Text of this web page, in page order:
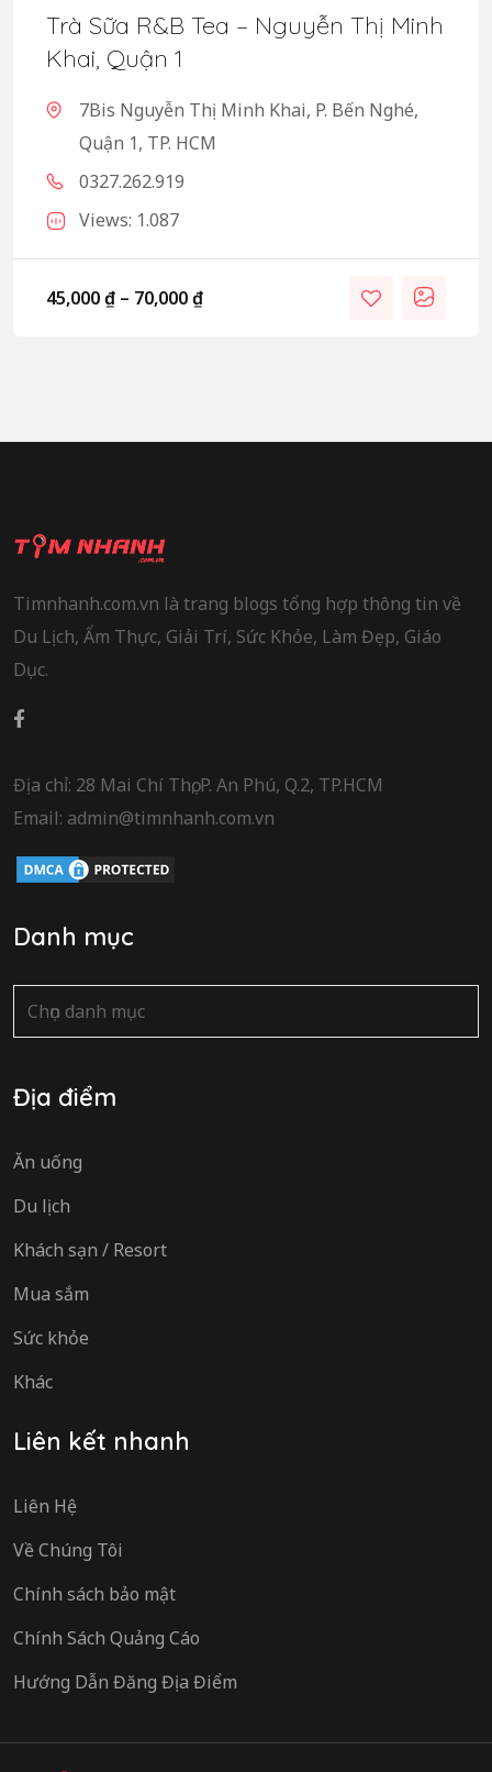
Trà Sữa R&B Tea – Nguyễn Thị Minh
Khai, Quận 1
7Bis Nguyễn Thị Minh Khai, P. Bến Nghé,
Quận 1, TP. HCM
0327.262.919
Views: 1.087
45,000₫ – 70,000₫
Timnhanh.com.vn là trang blogs tổng hợp thông tin về
Du Lịch, Ẩm Thực, Giải Trí, Sức Khỏe, Làm Đẹp, Giáo
Dục.
Địa chỉ: 28 Mai Chí Thọ, P. An Phú, Q.2, TP.HCM
Email: admin@timnhanh.com.vn
Danh mục
Danh
mục
Địa điểm
Ăn uống
Du lịch
Khách sạn / Resort
Mua sắm
Sức khỏe
Khác
Liên kết nhanh
Liên Hệ
Về Chúng Tôi
Chính sách bảo mật
Chính Sách Quảng Cáo
Hướng Dẫn Đăng Địa Điểm